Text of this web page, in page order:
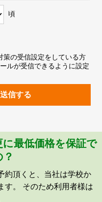
頃
策の受信設定をしている方
ルが受信できるように設定
信する
最低価格を保証で
約頂くと、当社は学校か
す。 そのため利用者様は